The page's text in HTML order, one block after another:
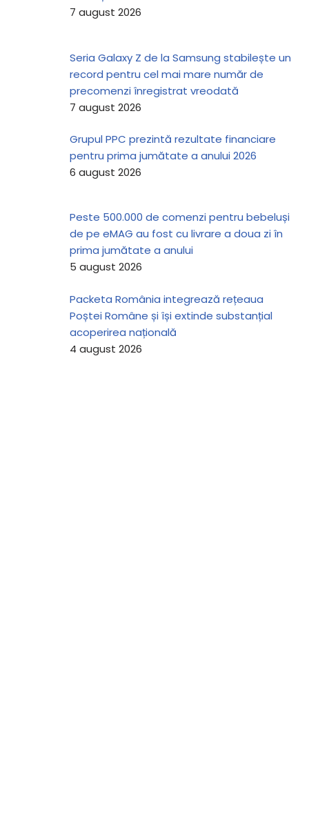
7 august 2026
Seria Galaxy Z de la Samsung stabilește un
record pentru cel mai mare număr de
precomenzi înregistrat vreodată
7 august 2026
Grupul PPC prezintă rezultate financiare
pentru prima jumătate a anului 2026
6 august 2026
Peste 500.000 de comenzi pentru bebeluși
de pe eMAG au fost cu livrare a doua zi în
prima jumătate a anului
5 august 2026
Packeta România integrează rețeaua
Poștei Române și își extinde substanțial
acoperirea națională
4 august 2026